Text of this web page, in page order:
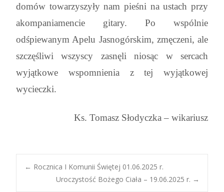
domów towarzyszyły nam pieśni na ustach przy
akompaniamencie gitary. Po wspólnie
odśpiewanym Apelu Jasnogórskim, zmęczeni, ale
szczęśliwi wszyscy zasnęli niosąc w sercach
wyjątkowe wspomnienia z tej wyjątkowej
wycieczki.
Ks. Tomasz Słodyczka – wikariusz
Post
← Rocznica I Komunii Świętej 01.06.2025 r.
Uroczystość Bożego Ciała – 19.06.2025 r. →